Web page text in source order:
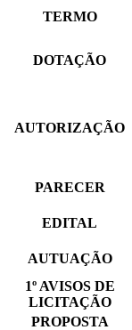
TERMO
DOTAÇÃO
AUTORIZAÇÃO
PARECER
EDITAL
AUTUAÇÃO
1º AVISOS DE
LICITAÇÃO
PROPOSTA